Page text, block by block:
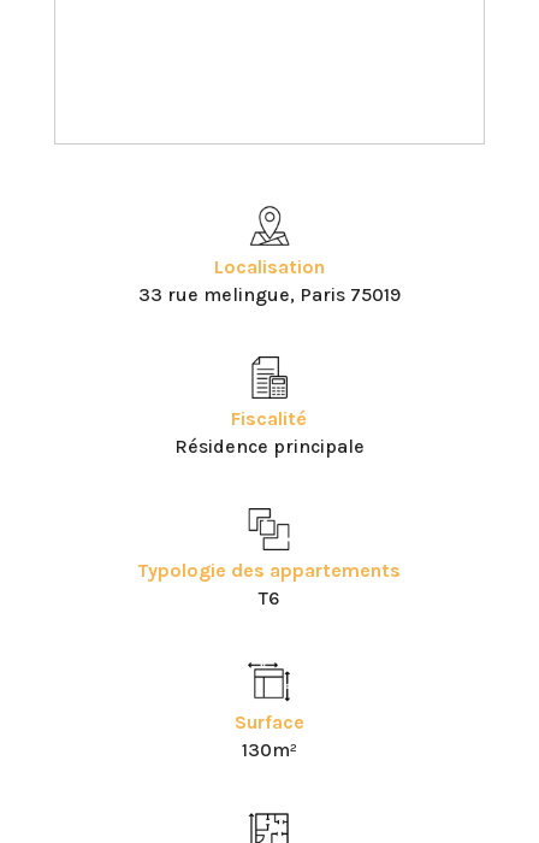
Localisation
33 rue melingue, Paris 75019
Fiscalité
Résidence principale
Typologie des appartements
T6
Surface
130m²